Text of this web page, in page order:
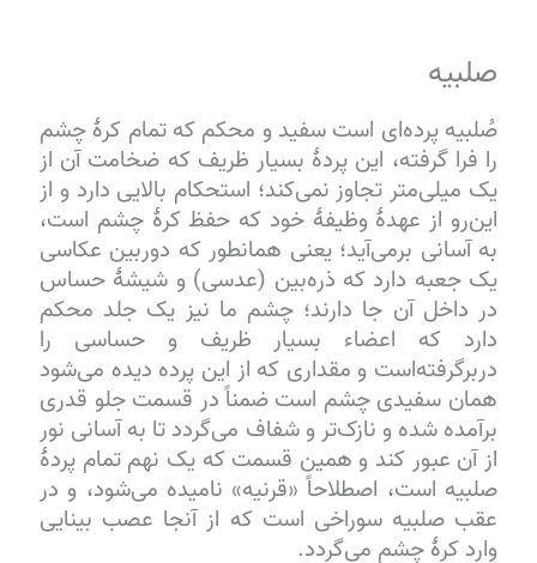
صلبیه
صُلبیه پرده‌ای است سفید و محکم که تمام کرهٔ چشم
را فرا گرفته، این پردهٔ بسیار ظریف که ضخامت آن از
یک میلی‌متر تجاوز نمی‌کند؛ استحکام بالایی دارد و از
این‌رو از عهدهٔ وظیفهٔ خود که حفظ کرهٔ چشم است،
به آسانی برمی‌آید؛ یعنی همانطور که دوربین عکاسی
یک جعبه دارد که ذره‌بین (عدسی) و شیشهٔ حساس
در داخل آن جا دارند؛ چشم ما نیز یک جلد محکم
دارد که اعضاء بسیار ظریف و حساسی را
دربرگرفته‌است و مقداری که از این پرده دیده می‌شود
همان سفیدی چشم است ضمناً در قسمت جلو قدری
برآمده شده و نازک‌تر و شفاف می‌گردد تا به آسانی نور
از آن عبور کند و همین قسمت که یک نهم تمام پردهٔ
صلبیه است، اصطلاحاً «قرنیه» نامیده می‌شود، و در
عقب صلبیه سوراخی است که از آنجا عصب بینایی
وارد کرهٔ چشم می‌گردد.